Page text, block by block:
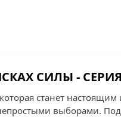
СИЛЫ -
станет настоящим
выборами.